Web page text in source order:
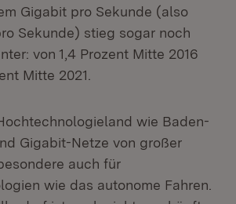
Gigabit pro Sekunde (also
Sekunde) stieg sogar noch
von 1,4 Prozent Mitte 2016
Mitte 2021.
wie Baden-
Gigabit-Netze von großer
auch für
wie das autonome Fahren.